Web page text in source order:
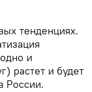
тенденциях.
и
растет и будет
России.